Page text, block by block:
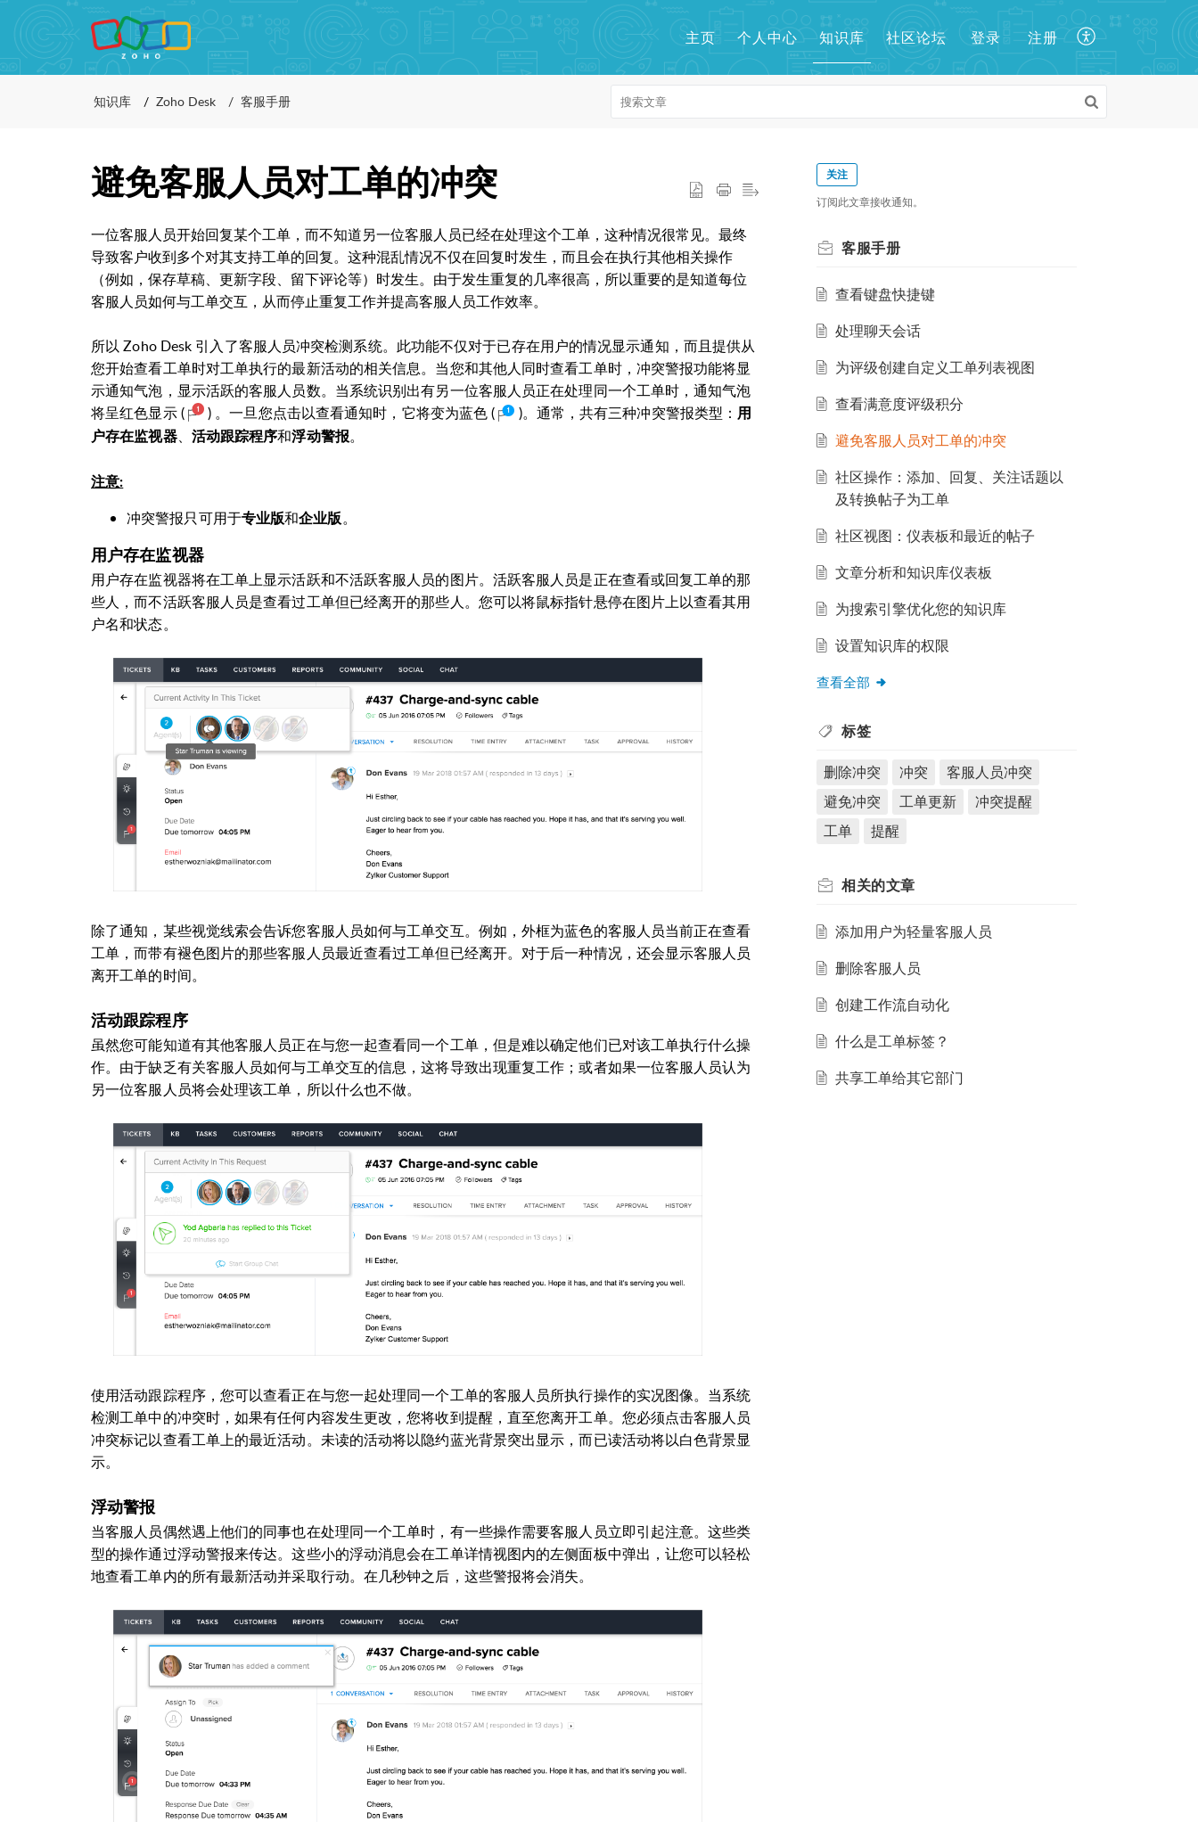
主页 个人中心 知识库 社区论坛 登录 注册
知识库 Zoho Desk 客服手册
避免客服人员对工单的冲突
一位客服人员开始回复某个工单，而不知道另一位客服人员已经在处理这个工单，这种情况很常见。最终
导致客户收到多个对其支持工单的回复。这种混乱情况不仅在回复时发生，而且会在执行其他相关操作
（例如，保存草稿、更新字段、留下评论等）时发生。由于发生重复的几率很高，所以重要的是知道每位
客服人员如何与工单交互，从而停止重复工作并提高客服人员工作效率。
所以 Zoho Desk 引入了客服人员冲突检测系统。此功能不仅对于已存在用户的情况显示通知，而且提供从
您开始查看工单时对工单执行的最新活动的相关信息。当您和其他人同时查看工单时，冲突警报功能将显
示通知气泡，显示活跃的客服人员数。当系统识别出有另一位客服人员正在处理同一个工单时，通知气泡
将呈红色显示( ) 。一旦您点击以查看通知时，它将变为蓝色( )。 通常，共有三种冲突警报类型： 用
户存在监视器、 活动跟踪程序和浮动警报。
注意:
冲突警报只可用于专业版和企业版。
用户存在监视器
用户存在监视器将在工单上显示活跃和不活跃客服人员的图片。活跃客服人员是正在查看或回复工单的那
些人，而不活跃客服人员是查看过工单但已经离开的那些人。您可以将鼠标指针悬停在图片上以查看其用
户名和状态。
除了通知，某些视觉线索会告诉您客服人员如何与工单交互。例如，外框为蓝色的客服人员当前正在查看
工单，而带有褪色图片的那些客服人员最近查看过工单但已经离开。对于后一种情况，还会显示客服人员
离开工单的时间。
活动跟踪程序
虽然您可能知道有其他客服人员正在与您一起查看同一个工单，但是难以确定他们已对该工单执行什么操
作。由于缺乏有关客服人员如何与工单交互的信息，这将导致出现重复工作；或者如果一位客服人员认为
另一位客服人员将会处理该工单，所以什么也不做。
使用活动跟踪程序，您可以查看正在与您一起处理同一个工单的客服人员所执行操作的实况图像。当系统
检测工单中的冲突时，如果有任何内容发生更改，您将收到提醒，直至您离开工单。您必须点击客服人员
冲突标记以查看工单上的最近活动。未读的活动将以隐约蓝光背景突出显示，而已读活动将以白色背景显
示。
浮动警报
当客服人员偶然遇上他们的同事也在处理同一个工单时，有一些操作需要客服人员立即引起注意。这些类
型的操作通过浮动警报来传达。这些小的浮动消息会在工单详情视图内的左侧面板中弹出，让您可以轻松
地查看工单内的所有最新活动并采取行动。在几秒钟之后，这些警报将会消失。
关注
订阅此文章接收通知。
客服手册
查看键盘快捷键
处理聊天会话
为评级创建自定义工单列表视图
查看满意度评级积分
避免客服人员对工单的冲突
社区操作：添加、回复、关注话题以
及转换帖子为工单
社区视图：仪表板和最近的帖子
文章分析和知识库仪表板
为搜索引擎优化您的知识库
设置知识库的权限
查看全部
标签
删除冲突 冲突
客服人员冲突
避免冲突
工单更新
冲突提醒
工单
提醒
相关的文章
添加用户为轻量客服人员
删除客服人员
创建工作流自动化
什么是工单标签？
共享工单给其它部门